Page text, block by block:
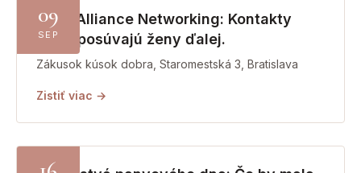
09
SEP
Lady Alliance Networking: Kontakty
ktoré posúvajú ženy ďalej.
Zákusok kúsok dobra, Staromestská 3, Bratislava
Zistiť viac →